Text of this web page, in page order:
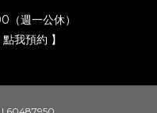
（週一公休）
我預約 】